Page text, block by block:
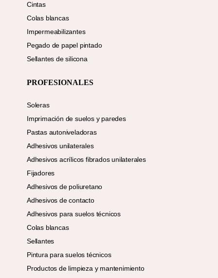
Cintas
Colas blancas
Impermeabilizantes
Pegado de papel pintado
Sellantes de silicona
PROFESIONALES
Soleras
Imprimación de suelos y paredes
Pastas autoniveladoras
Adhesivos unilaterales
Adhesivos acrílicos fibrados unilaterales
Fijadores
Adhesivos de poliuretano
Adhesivos de contacto
Adhesivos para suelos técnicos
Colas blancas
Sellantes
Pintura para suelos técnicos
Productos de limpieza y mantenimiento